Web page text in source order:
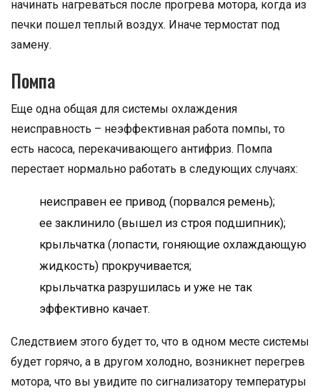
начинать нагреваться после прогрева мотора, когда из
печки пошел теплый воздух. Иначе термостат под
замену.
Помпа
Еще одна общая для системы охлаждения
неисправность – неэффективная работа помпы, то
есть насоса, перекачивающего антифриз. Помпа
перестает нормально работать в следующих случаях:
неисправен ее привод (порвался ремень);
ее заклинило (вышел из строя подшипник);
крыльчатка (лопасти, гоняющие охлаждающую
жидкость) прокручивается;
крыльчатка разрушилась и уже не так
эффективно качает.
Следствием этого будет то, что в одном месте системы
будет горячо, а в другом холодно, возникнет перегрев
мотора, что вы увидите по сигнализатору температуры